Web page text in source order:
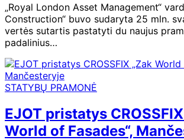
„Royal London Asset Management“
Construction“ buvo sudaryta 25 mln.
vertės sutartis pastatyti du naujus
padalinius…
STATYBŲ PRAMONĖ
EJOT pristatys
World of Fasades“,